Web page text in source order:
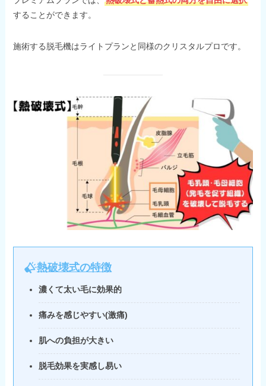
することができます。
施術する脱毛機はライトプランと同様のクリスタルプロです。
熱破壊式の特徴
濃くて太い毛に効果的
痛みを感じやすい(激痛)
肌への負担が大きい
脱毛効果を実感し易い